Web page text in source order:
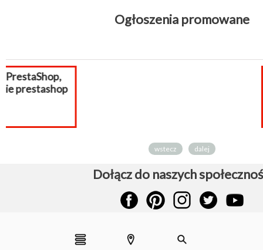
Ogłoszenia promowane
wstecz dalej
Dołącz do naszych